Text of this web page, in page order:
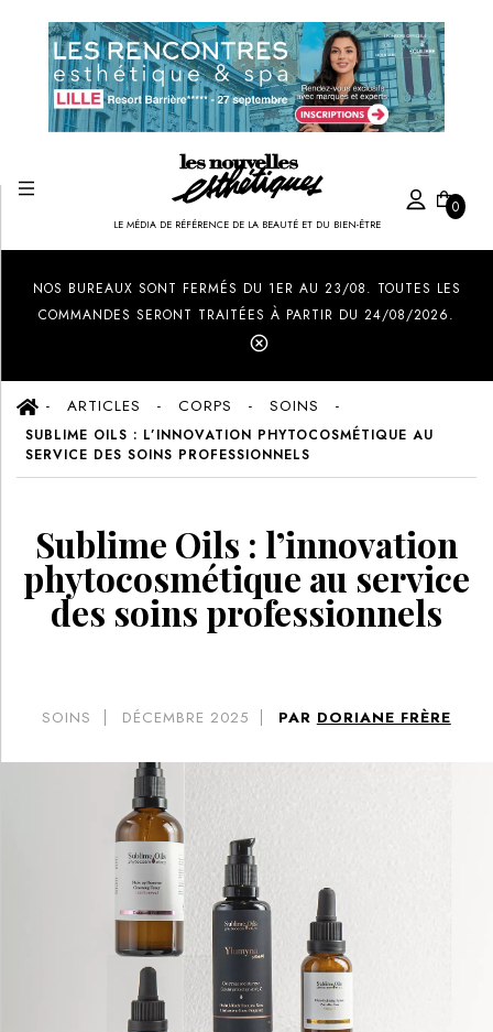
LE MÉDIA DE RÉFÉRENCE DE LA BEAUTÉ ET DU BIEN-ÊTRE
0
NOS BUREAUX SONT FERMÉS DU 1ER AU 23/08. TOUTES LES
COMMANDES SERONT TRAITÉES À PARTIR DU 24/08/2026.
ARTICLES CORPS SOINS
SUBLIME OILS : L’INNOVATION PHYTOCOSMÉTIQUE AU
SERVICE DES SOINS PROFESSIONNELS
Sublime Oils : l’innovation
phytocosmétique au service
des soins professionnels
SOINS DÉCEMBRE 2025 PAR DORIANE FRÈRE